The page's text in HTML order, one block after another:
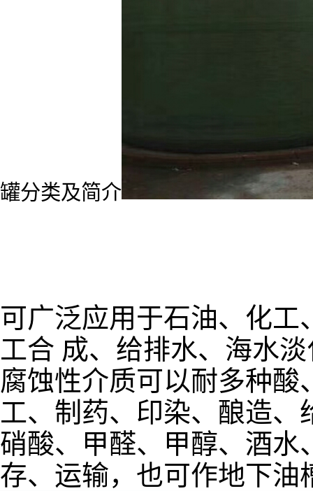
罐分类及简介
可广泛应用于石油、化
工合 成、给排水、海水
腐蚀性介质可以耐多种
工、制药、印染、酿造
硝酸、甲醛、甲醇、酒水
存、运输，也可作地下油